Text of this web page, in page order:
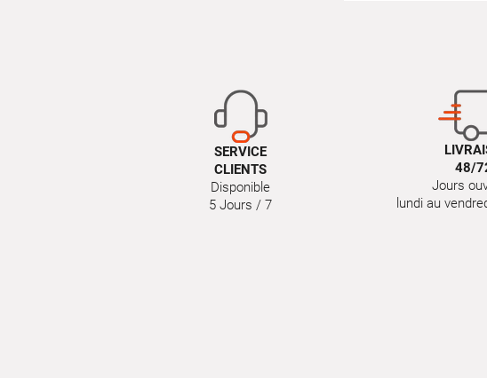
SERVICE
CLIENTS
Disponible
5 Jours / 7
48/
Jours
lundi au